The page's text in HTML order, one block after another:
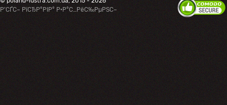
Р’СЃС– РїСЂР°РІР° Р·Р°С…РёС‰РµРЅС–